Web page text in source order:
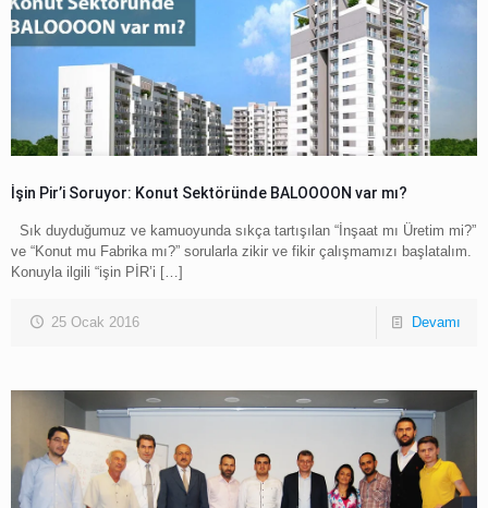
İşin Pir’i Soruyor: Konut Sektöründe BALOOOON var mı?
Sık duyduğumuz ve kamuoyunda sıkça tartışılan “İnşaat mı Üretim mi?”
ve “Konut mu Fabrika mı?” sorularla zikir ve fikir çalışmamızı başlatalım.
Konuyla ilgili “işin PİR’i […]
25 Ocak 2016 Devamı